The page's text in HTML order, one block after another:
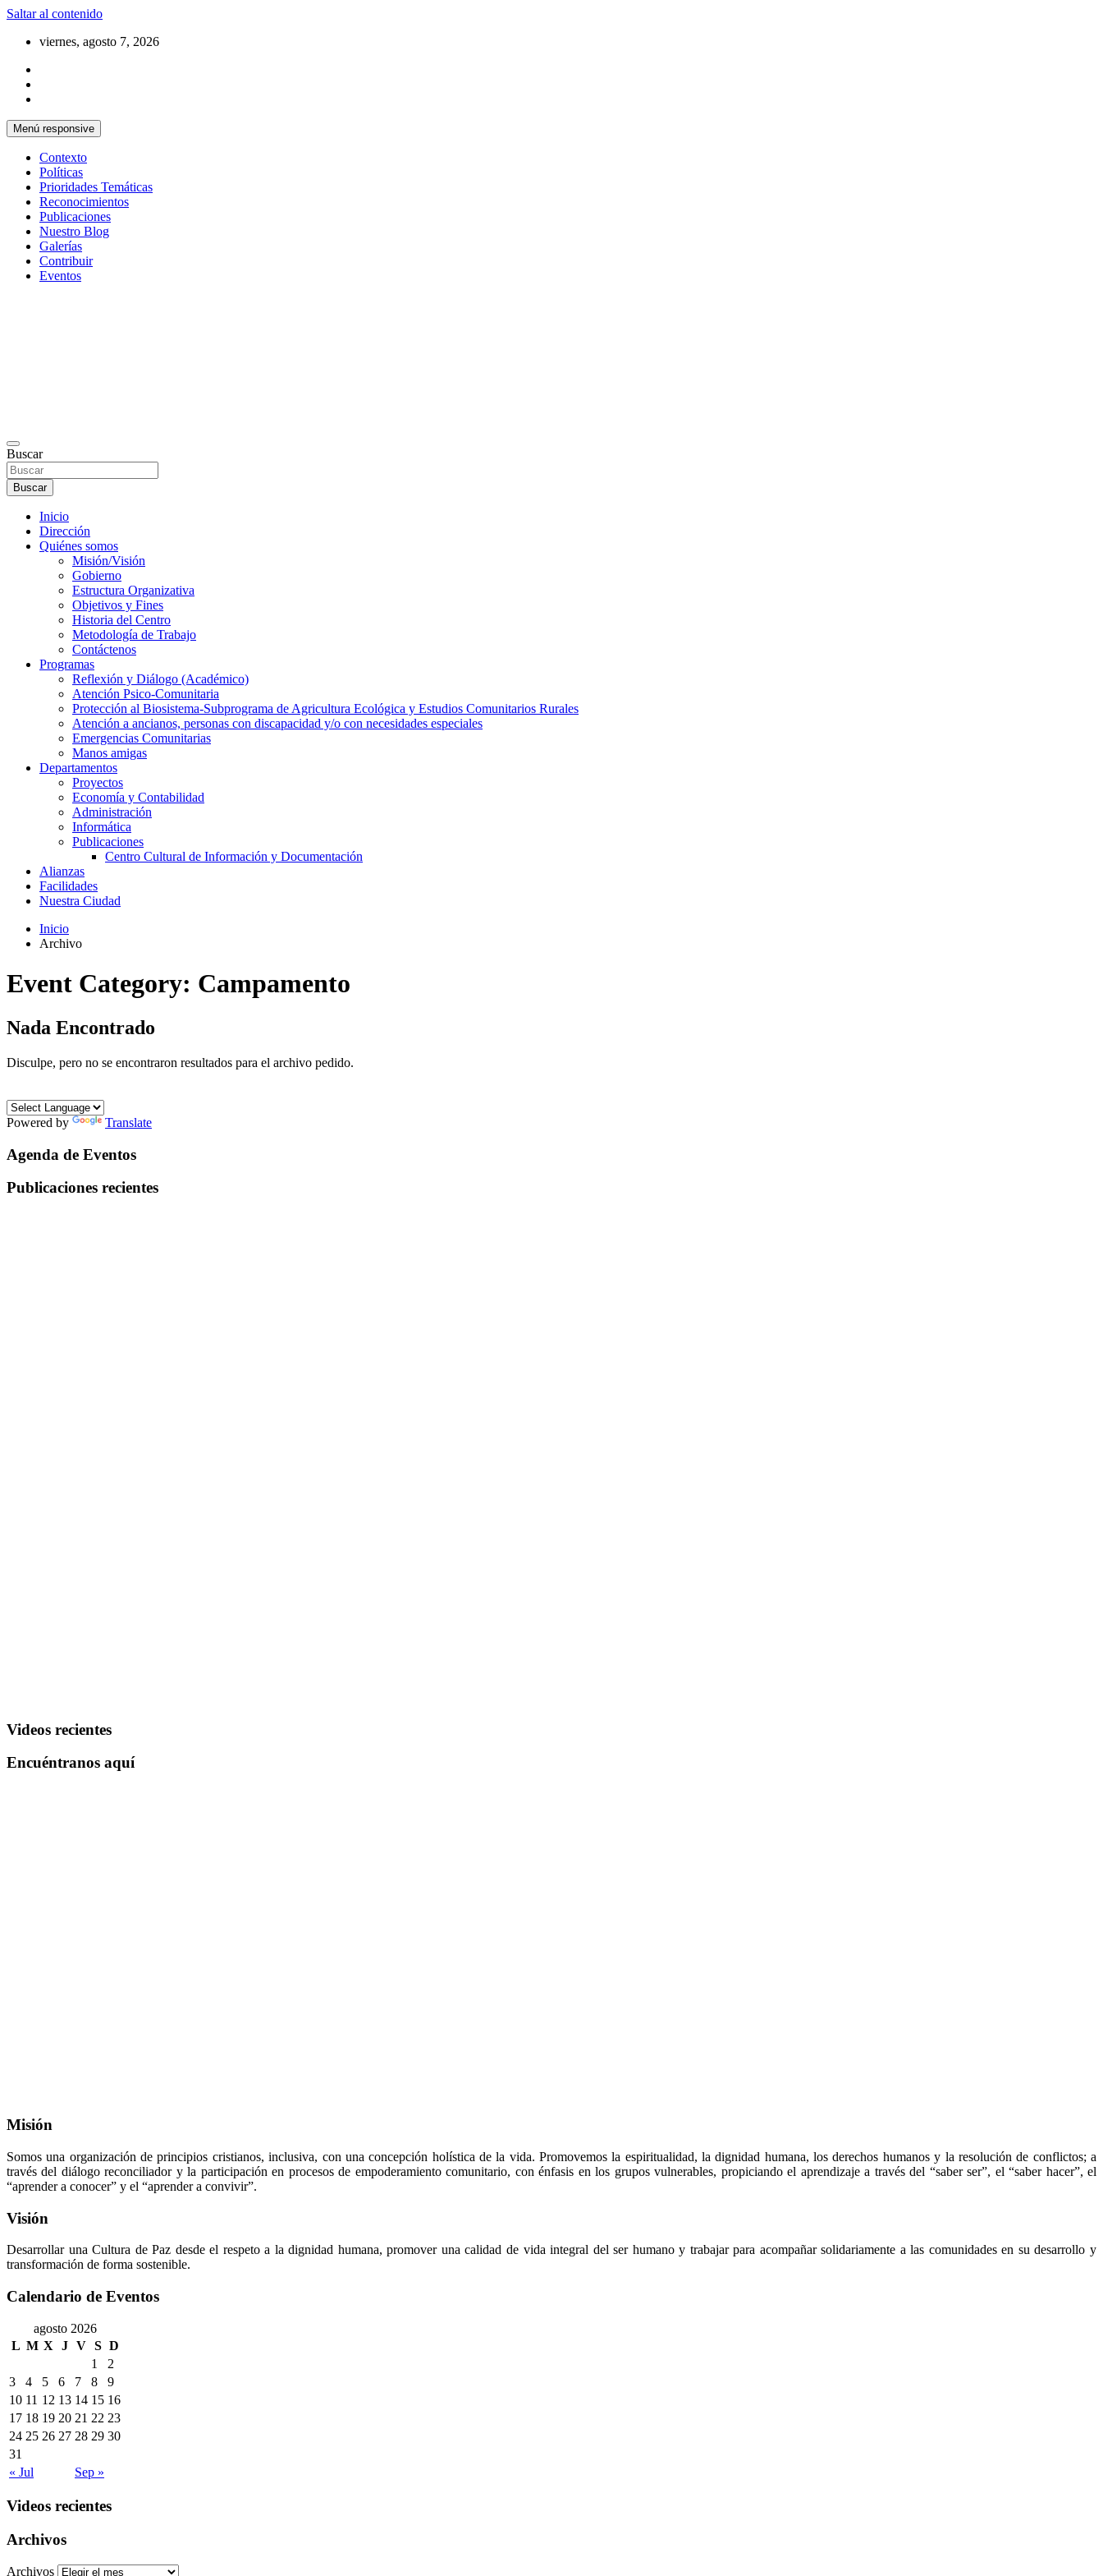
Saltar al contenido
viernes, agosto 7, 2026
Menú responsive
Contexto
Políticas
Prioridades Temáticas
Reconocimientos
Publicaciones
Nuestro Blog
Galerías
Contribuir
Eventos
Buscar
Buscar
Inicio
Dirección
Quiénes somos
Misión/Visión
Gobierno
Estructura Organizativa
Objetivos y Fines
Historia del Centro
Metodología de Trabajo
Contáctenos
Programas
Reflexión y Diálogo (Académico)
Atención Psico-Comunitaria
Protección al Biosistema-Subprograma de Agricultura Ecológica y Estudios Comunitarios Rurales
Atención a ancianos, personas con discapacidad y/o con necesidades especiales
Emergencias Comunitarias
Manos amigas
Departamentos
Proyectos
Economía y Contabilidad
Administración
Informática
Publicaciones
Centro Cultural de Información y Documentación
Alianzas
Facilidades
Nuestra Ciudad
Inicio
Archivo
Event Category: Campamento
Nada Encontrado
Disculpe, pero no se encontraron resultados para el archivo pedido.
Powered by Translate
Agenda de Eventos
Publicaciones recientes
Videos recientes
Encuéntranos aquí
Misión
Somos una organización de principios cristianos, inclusiva, con una concepción holística de la vida. Promovemos la espiritualidad, la dignidad humana, los derechos humanos y la resolución de conflictos; a
través del diálogo reconciliador y la participación en procesos de empoderamiento comunitario, con énfasis en los grupos vulnerables, propiciando el aprendizaje a través del “saber ser”, el “saber hacer”, el
“aprender a conocer” y el “aprender a convivir”.
Visión
Desarrollar una Cultura de Paz desde el respeto a la dignidad humana, promover una calidad de vida integral del ser humano y trabajar para acompañar solidariamente a las comunidades en su desarrollo y
transformación de forma sostenible.
Calendario de Eventos
agosto 2026
L M X J V S D
1
2
3
4 5 6 7 8
9
10 11 12 13 14 15 16
17 18 19 20 21 22 23
24 25 26 27 28 29 30
31
« Jul
Sep »
Videos recientes
Archivos
Archivos